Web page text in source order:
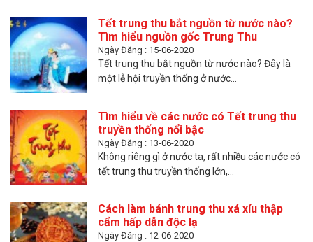
Tết trung thu bắt nguồn từ nước nào?
Tìm hiểu nguồn gốc Trung Thu
Ngày Đăng : 15-06-2020
Tết trung thu bắt nguồn từ nước nào? Đây là
một lễ hội truyền thống ở nước...
Tìm hiểu về các nước có Tết trung thu
truyền thống nổi bậc
Ngày Đăng : 13-06-2020
Không riêng gì ở nước ta, rất nhiều các nước có
tết trung thu truyền thống lớn,...
Cách làm bánh trung thu xá xíu thập
cẩm hấp dẫn độc lạ
Ngày Đăng : 12-06-2020